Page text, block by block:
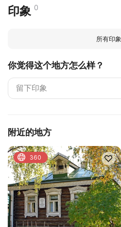
印象 0
所有印象
你觉得这个地方怎么样？
附近的地方
360